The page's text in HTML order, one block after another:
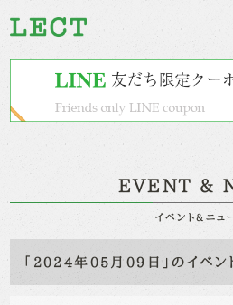
EVENT &
イベント&ニュ
「2024年05月09日」のイベン